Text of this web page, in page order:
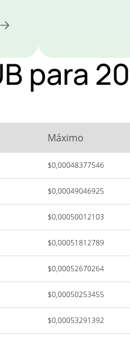
para
Máximo
$0,00048377546
$0,00049046925
$0,00050012103
$0,00051812789
$0,00052670264
$0,00050253455
$0,00053291392